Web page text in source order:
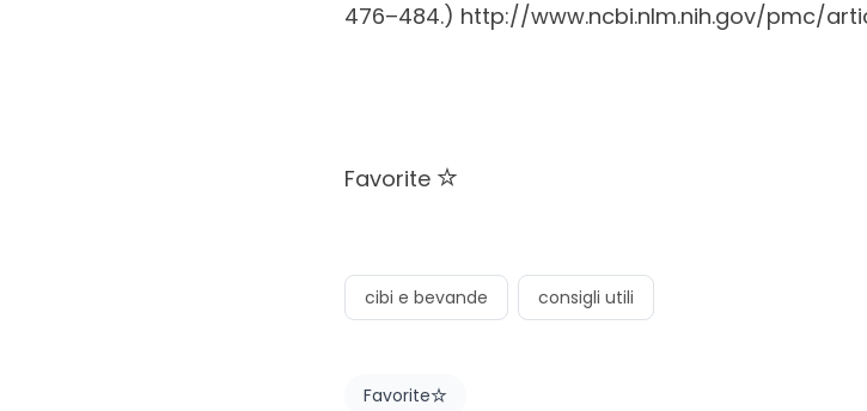
476–484.) http://www.ncbi.nlm.nih.gov/pmc/
Favorite
cibi e bevande consigli utili
Favorite